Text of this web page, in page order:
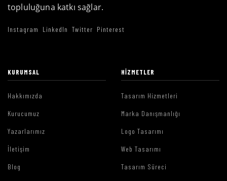
topluluğuna katkı sağlar.
Instagram LinkedIn Twitter Pinterest
KURUMSAL
Hakkımızda
Kurucumuz
Yazarlarımız
İletişim
Blog
HIZMETLER
Tasarım Hizmetleri
Marka Danışmanlığı
Logo Tasarımı
Web Tasarımı
Tasarım Süreci